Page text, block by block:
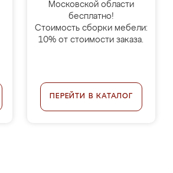
Московской области
бесплатно!
Стоимость сборки мебели:
10% от стоимости заказа.
ПЕРЕЙТИ В КАТАЛОГ